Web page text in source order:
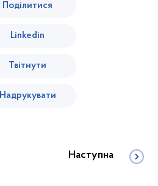
Поділитися
Linkedin
Твітнути
Надрукувати
Наступна